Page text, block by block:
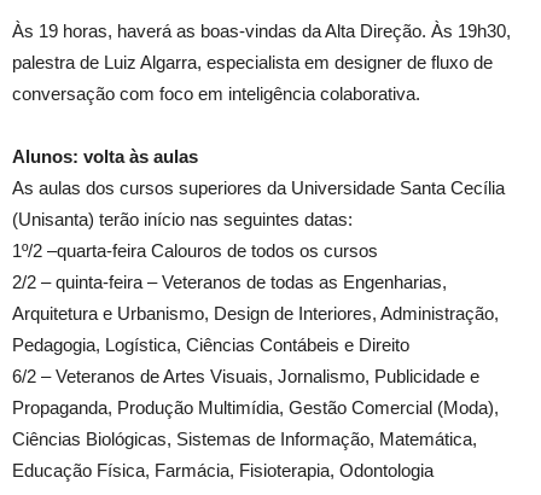
Às 19 horas, haverá as boas-vindas da Alta Direção. Às 19h30,
palestra de Luiz Algarra, especialista em designer de fluxo de
conversação com foco em inteligência colaborativa.
Alunos: volta às aulas
As aulas dos cursos superiores da Universidade Santa Cecília
(Unisanta) terão início nas seguintes datas:
1º/2 –quarta-feira Calouros de todos os cursos
2/2 – quinta-feira – Veteranos de todas as Engenharias,
Arquitetura e Urbanismo, Design de Interiores, Administração,
Pedagogia, Logística, Ciências Contábeis e Direito
6/2 – Veteranos de Artes Visuais, Jornalismo, Publicidade e
Propaganda, Produção Multimídia, Gestão Comercial (Moda),
Ciências Biológicas, Sistemas de Informação, Matemática,
Educação Física, Farmácia, Fisioterapia, Odontologia